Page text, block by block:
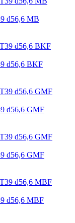
d56,6 MB
d56,6 BKF
d56,6 GMF
d56,6 GMF
d56,6 MBF